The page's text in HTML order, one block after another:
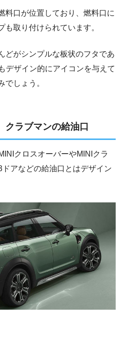
料口が位置しており、燃料口に
も取り付けられています。
どがシンプルな板状のフタであ
デザイン的にアイコンを与えて
でしょう。
クラブマンの給油口
クロスオーバーやMINIクラ
アなどの給油口とはデザイン